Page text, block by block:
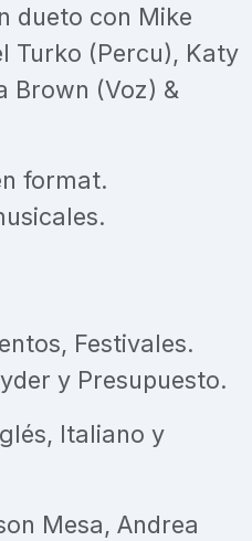
dueto con Mike
Turko (Percu), Katy
Brown (Voz) &
format.
Festivales.
y Presupuesto.
Italiano y
Mesa, Andrea